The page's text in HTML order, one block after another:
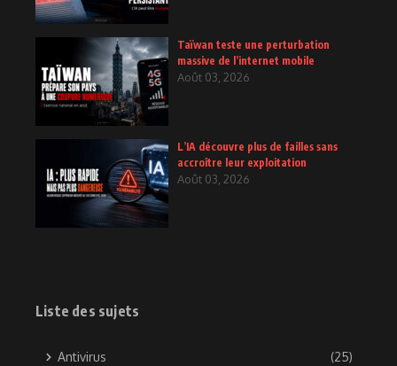
Taïwan teste une perturbation
massive de l’internet mobile
Août 03, 2026
L’IA découvre plus de failles sans
accroître leur exploitation
Août 03, 2026
Liste des sujets
Antivirus (25)